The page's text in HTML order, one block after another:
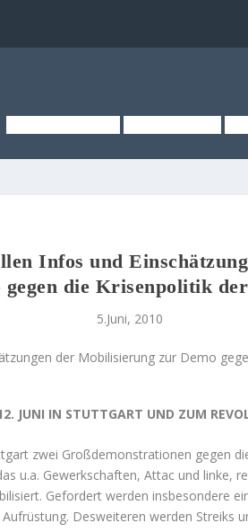
Infos und
gegen die Krisenpolitik
5.Juni, 2010
JUNI IN STUTTGART UND ZUM
zwei Großdemonstrationen gegen
u.a. Gewerkschaften, Attac und linke,
Gefordert werden insbesondere
Desweiteren werden Streiks